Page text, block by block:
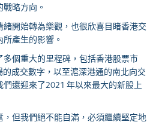
略方向。
開始轉為樂觀，也很欣喜目睹香港交
產生的影響。
個重大的里程碑，包括香港股票市
的成交數字，以至滬深港通的南北向交
還迎來了2021 年以來最大的新股上
但我們絕不能自滿，必須繼續堅定地